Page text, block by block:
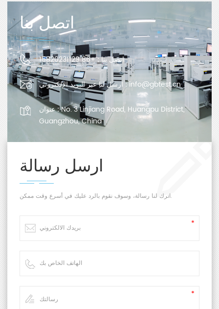
اتصل بنا
اتصل بنا :+86 15820231129
ارسل لنا عبر البريد الإلكتروني :info@gbtest.cn
عنوان :No. 3 Linjiang Road, Huangpu District,
Guangzhou, China
ارسل رسالة
اترك لنا رسالة، وسوف نقوم بالرد عليك في أسرع وقت ممكن.